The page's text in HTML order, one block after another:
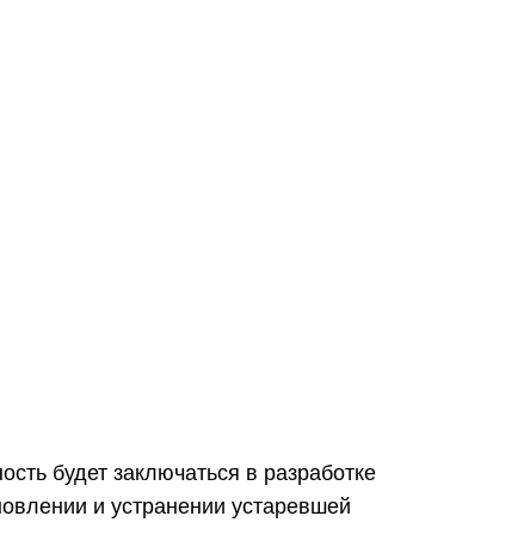
будет заключаться в разработке
и устранении устаревшей